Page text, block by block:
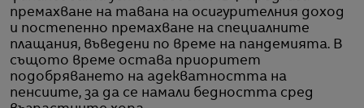
премахване на тавана на осигурителния доход
и постепенно премахване на специалните
плащания, въведени по време на пандемията. В
същото време остава приоритет
подобряването на адекватността на
пенсиите, за да се намали бедността сред